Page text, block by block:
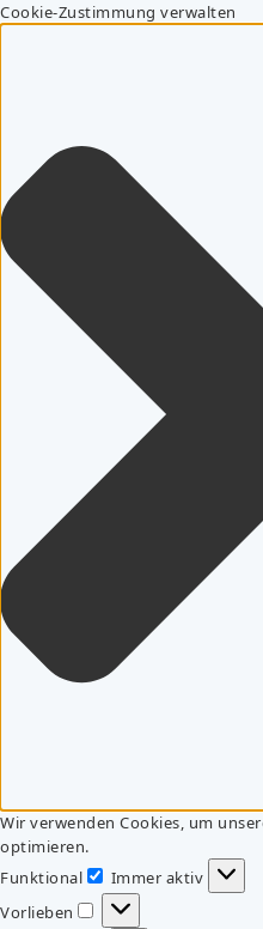
Cookie-Zustimmung verwalten
Wir verwenden Cookies, um
optimieren.
Funktional
Funktional
Immer aktiv
Vorlieben
Vorlieben